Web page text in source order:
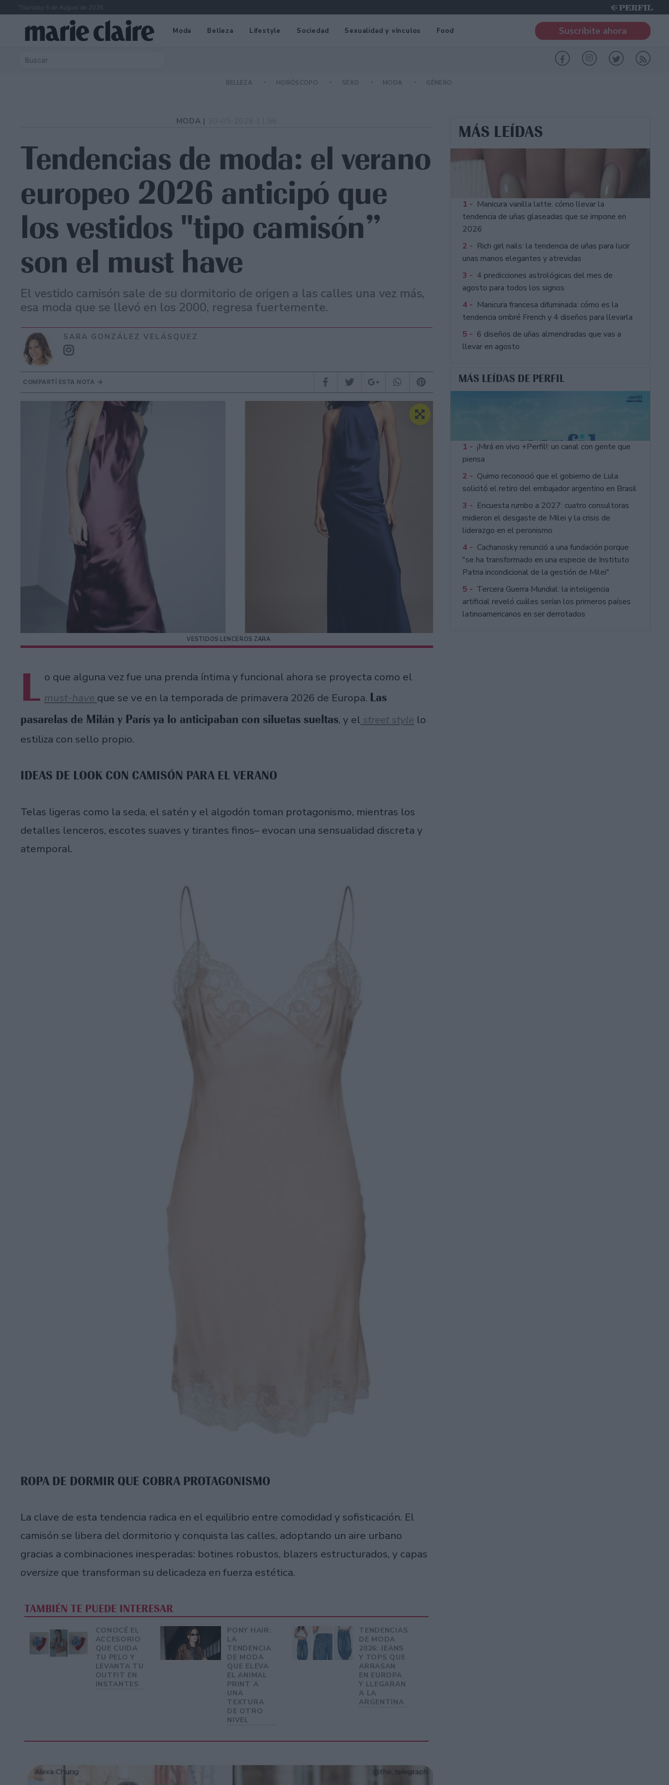
Thursday 6 de August de 2026
Moda Belleza Lifestyle Sociedad Sexualidad y vínculos Food Suscribite ahora
BELLEZA HORÓSCOPO SEXO MODA GÉNERO
MODA |
Tendencias de moda: el verano
europeo 2026 anticipó que
los vestidos "tipo camisón”
son el must have
El vestido camisón sale de su dormitorio de origen a las calles una vez más,
esa moda que se llevó en los 2000, regresa fuertemente.
SARA GONZÁLEZ VELÁSQUEZ
COMPARTÍ ESTA NOTA
VESTIDOS LENCEROS ZARA
L o que alguna vez fue una prenda íntima y funcional ahora se proyecta como el
must-have que se ve en la temporada de primavera 2026 de Europa. Las
pasarelas de Milán y París ya lo anticipaban con siluetas sueltas, y el street style lo
estiliza con sello propio.
IDEAS DE LOOK CON CAMISÓN PARA EL VERANO
Telas ligeras como la seda, el satén y el algodón toman protagonismo, mientras los
detalles lenceros, escotes suaves y tirantes finos– evocan una sensualidad discreta y
atemporal.
ROPA DE DORMIR QUE COBRA PROTAGONISMO
La clave de esta tendencia radica en el equilibrio entre comodidad y sofisticación. El
camisón se libera del dormitorio y conquista las calles, adoptando un aire urbano
gracias a combinaciones inesperadas: botines robustos, blazers estructurados, y capas
oversize que transforman su delicadeza en fuerza estética.
TAMBIÉN TE PUEDE INTERESAR
CONOCÉ EL
ACCESORIO
QUE CUIDA
TU PELO Y
LEVANTA TU
OUTFIT EN
INSTANTES
PONY HAIR:
LA
TENDENCIA
DE MODA
QUE ELEVA
EL ANIMAL
PRINT A
UNA
TEXTURA
DE OTRO
NIVEL
TENDENCIAS
DE MODA
2026: JEANS
Y TOPS QUE
ARRASAN
EN EUROPA
Y LLEGARAN
A LA
ARGENTINA
MÁS LEÍDAS
1 - Manicura vanilla latte: cómo llevar la
tendencia de uñas glaseadas que se impone en
2026
2 - Rich girl nails: la tendencia de uñas para lucir
unas manos elegantes y atrevidas
3 - 4 predicciones astrológicas del mes de
agosto para todos los signos
4 - Manicura francesa difuminada: cómo es la
tendencia ombré French y 4 diseños para llevarla
5 - 6 diseños de uñas almendradas que vas a
llevar en agosto
MÁS LEÍDAS DE PERFIL
1 - ¡Mirá en vivo +Perfil!: un canal con gente que
piensa
2 - Quirno reconoció que el gobierno de Lula
solicitó el retiro del embajador argentino en Brasil
3 - Encuesta rumbo a 2027: cuatro consultoras
midieron el desgaste de Milei y la crisis de
liderazgo en el peronismo
4 - Cachanosky renunció a una fundación porque
"se ha transformado en una especie de Instituto
Patria incondicional de la gestión de Milei"
5 - Tercera Guerra Mundial: la inteligencia
artificial reveló cuáles serían los primeros países
latinoamericanos en ser derrotados